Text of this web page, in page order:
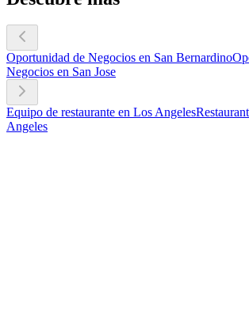
Oportunidad de Negocios en San Bernardino
Negocios en San Jose
Equipo de restaurante en Los Angeles
Angeles